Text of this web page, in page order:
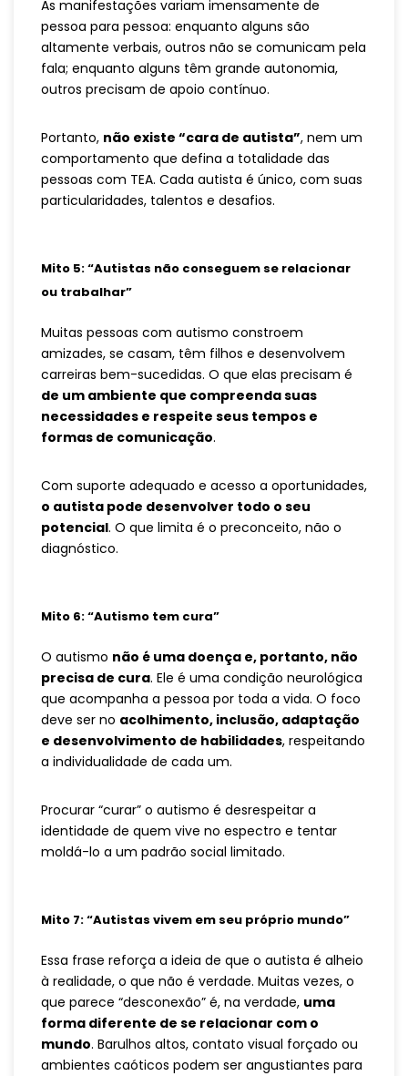
As manifestações variam imensamente de
pessoa para pessoa: enquanto alguns são
altamente verbais, outros não se comunicam pela
fala; enquanto alguns têm grande autonomia,
outros precisam de apoio contínuo.
Portanto, não existe “cara de autista”, nem um
comportamento que defina a totalidade das
pessoas com TEA. Cada autista é único, com suas
particularidades, talentos e desafios.
Mito 5: “Autistas não conseguem se relacionar
ou trabalhar”
Muitas pessoas com autismo constroem
amizades, se casam, têm filhos e desenvolvem
carreiras bem-sucedidas. O que elas precisam é
de um ambiente que compreenda suas
necessidades e respeite seus tempos e
formas de comunicação.
Com suporte adequado e acesso a oportunidades,
o autista pode desenvolver todo o seu
potencial. O que limita é o preconceito, não o
diagnóstico.
Mito 6: “Autismo tem cura”
O autismo não é uma doença e, portanto, não
precisa de cura. Ele é uma condição neurológica
que acompanha a pessoa por toda a vida. O foco
deve ser no acolhimento, inclusão, adaptação
e desenvolvimento de habilidades, respeitando
a individualidade de cada um.
Procurar “curar” o autismo é desrespeitar a
identidade de quem vive no espectro e tentar
moldá-lo a um padrão social limitado.
Mito 7: “Autistas vivem em seu próprio mundo”
Essa frase reforça a ideia de que o autista é alheio
à realidade, o que não é verdade. Muitas vezes, o
que parece “desconexão” é, na verdade, uma
forma diferente de se relacionar com o
mundo. Barulhos altos, contato visual forçado ou
ambientes caóticos podem ser angustiantes para